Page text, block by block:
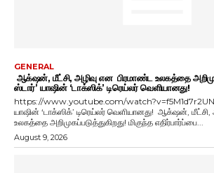
GENERAL
ஆக்‌ஷன், மீட்சி, அழிவு என பிரமாண்ட உலகத்தை
ஸ்டார்’ யாஷின் ‘டாக்ஸிக்’ டிரெய்லர் வெளியானது!
https://www.youtube.com/
யாஷின் ‘டாக்ஸிக்’ டிரெய்லர் வெளியானது! ஆக்‌ஷன்,
உலகத்தை அறிமுகப்படுத்துகிறது! மிகுந்த எதிர்பார்ப்பை...
August 9, 2026